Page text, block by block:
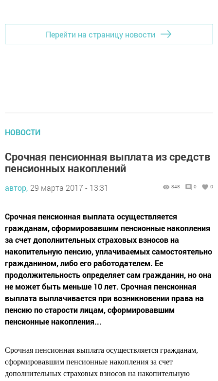
Перейти на страницу новости
НОВОСТИ
Срочная пенсионная выплата из средств
пенсионных накоплений
автор, 29 марта 2017 - 13:31 848 0 0
Срочная пенсионная выплата осуществляется
гражданам, сформировавшим пенсионные накопления
за счет дополнительных страховых взносов на
накопительную пенсию, уплачиваемых самостоятельно
гражданином, либо его работодателем. Ее
продолжительность определяет сам гражданин, но она
не может быть меньше 10 лет. Срочная пенсионная
выплата выплачивается при возникновении права на
пенсию по старости лицам, сформировавшим
пенсионные накопления...
Срочная пенсионная выплата осуществляется гражданам,
сформировавшим пенсионные накопления за счет
дополнительных страховых взносов на накопительную